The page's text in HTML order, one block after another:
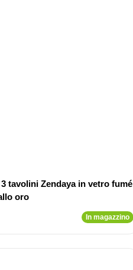
tavolini Zendaya in vetro fumé
oro
In magazzino